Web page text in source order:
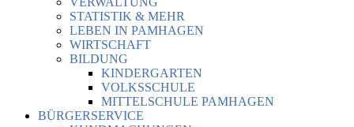
STATISTIK & MEHR
LEBEN IN PAMHAGEN
WIRTSCHAFT
BILDUNG
KINDERGARTEN
VOLKSSCHULE
MITTELSCHULE PAMHAGEN
BÜRGERSERVICE